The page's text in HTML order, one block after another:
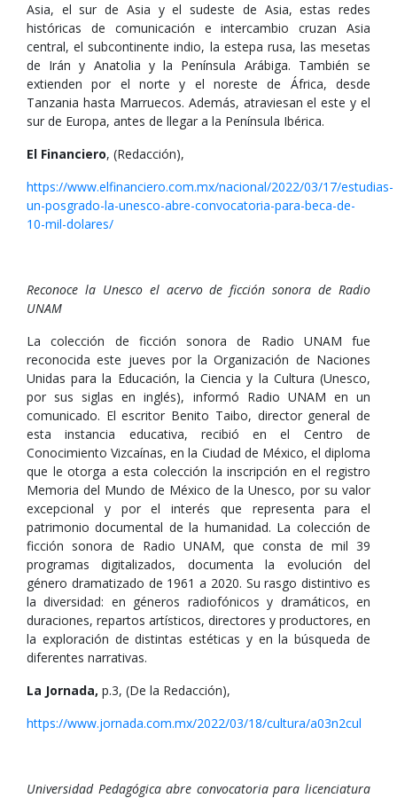
Asia, el sur de Asia y el sudeste de Asia, estas redes
históricas de comunicación e intercambio cruzan Asia
central, el subcontinente indio, la estepa rusa, las mesetas
de Irán y Anatolia y la Península Arábiga. También se
extienden por el norte y el noreste de África, desde
Tanzania hasta Marruecos. Además, atraviesan el este y el
sur de Europa, antes de llegar a la Península Ibérica.
El Financiero, (Redacción),
https://www.elfinanciero.com.mx/nacional/2022/03/17/estudias-
un-posgrado-la-unesco-abre-convocatoria-para-beca-de-
10-mil-dolares/
Reconoce la Unesco el acervo de ficción sonora de Radio
UNAM
La colección de ficción sonora de Radio UNAM fue
reconocida este jueves por la Organización de Naciones
Unidas para la Educación, la Ciencia y la Cultura (Unesco,
por sus siglas en inglés), informó Radio UNAM en un
comunicado. El escritor Benito Taibo, director general de
esta instancia educativa, recibió en el Centro de
Conocimiento Vizcaínas, en la Ciudad de México, el diploma
que le otorga a esta colección la inscripción en el registro
Memoria del Mundo de México de la Unesco, por su valor
excepcional y por el interés que representa para el
patrimonio documental de la humanidad. La colección de
ficción sonora de Radio UNAM, que consta de mil 39
programas digitalizados, documenta la evolución del
género dramatizado de 1961 a 2020. Su rasgo distintivo es
la diversidad: en géneros radiofónicos y dramáticos, en
duraciones, repartos artísticos, directores y productores, en
la exploración de distintas estéticas y en la búsqueda de
diferentes narrativas.
La Jornada, p.3, (De la Redacción),
https://www.jornada.com.mx/2022/03/18/cultura/a03n2cul
Universidad Pedagógica abre convocatoria para licenciatura